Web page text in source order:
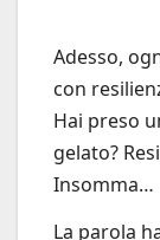
Adesso,
con
Hai preso
gelato?
Insomma…
La parola